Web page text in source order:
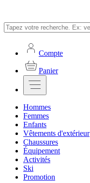
Compte
Panier
Hommes
Femmes
Enfants
Vêtements d'extérieur
Chaussures
Équipement
Activités
Ski
Promotion